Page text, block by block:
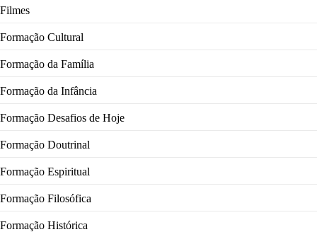
Filmes
Formação Cultural
Formação da Família
Formação da Infância
Formação Desafios de Hoje
Formação Doutrinal
Formação Espiritual
Formação Filosófica
Formação Histórica